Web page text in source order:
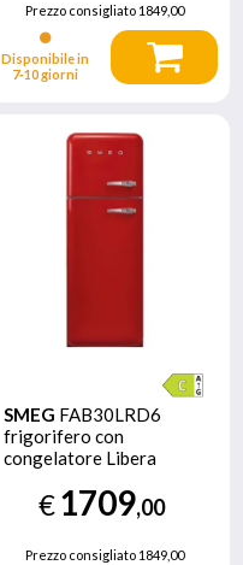
Prezzo consigliato 1849,00
Disponibile in
7‑10 giorni
SMEG FAB30LRD6
frigorifero con
congelatore Libera
Rosso
€1709,00
Prezzo consigliato 1849,00